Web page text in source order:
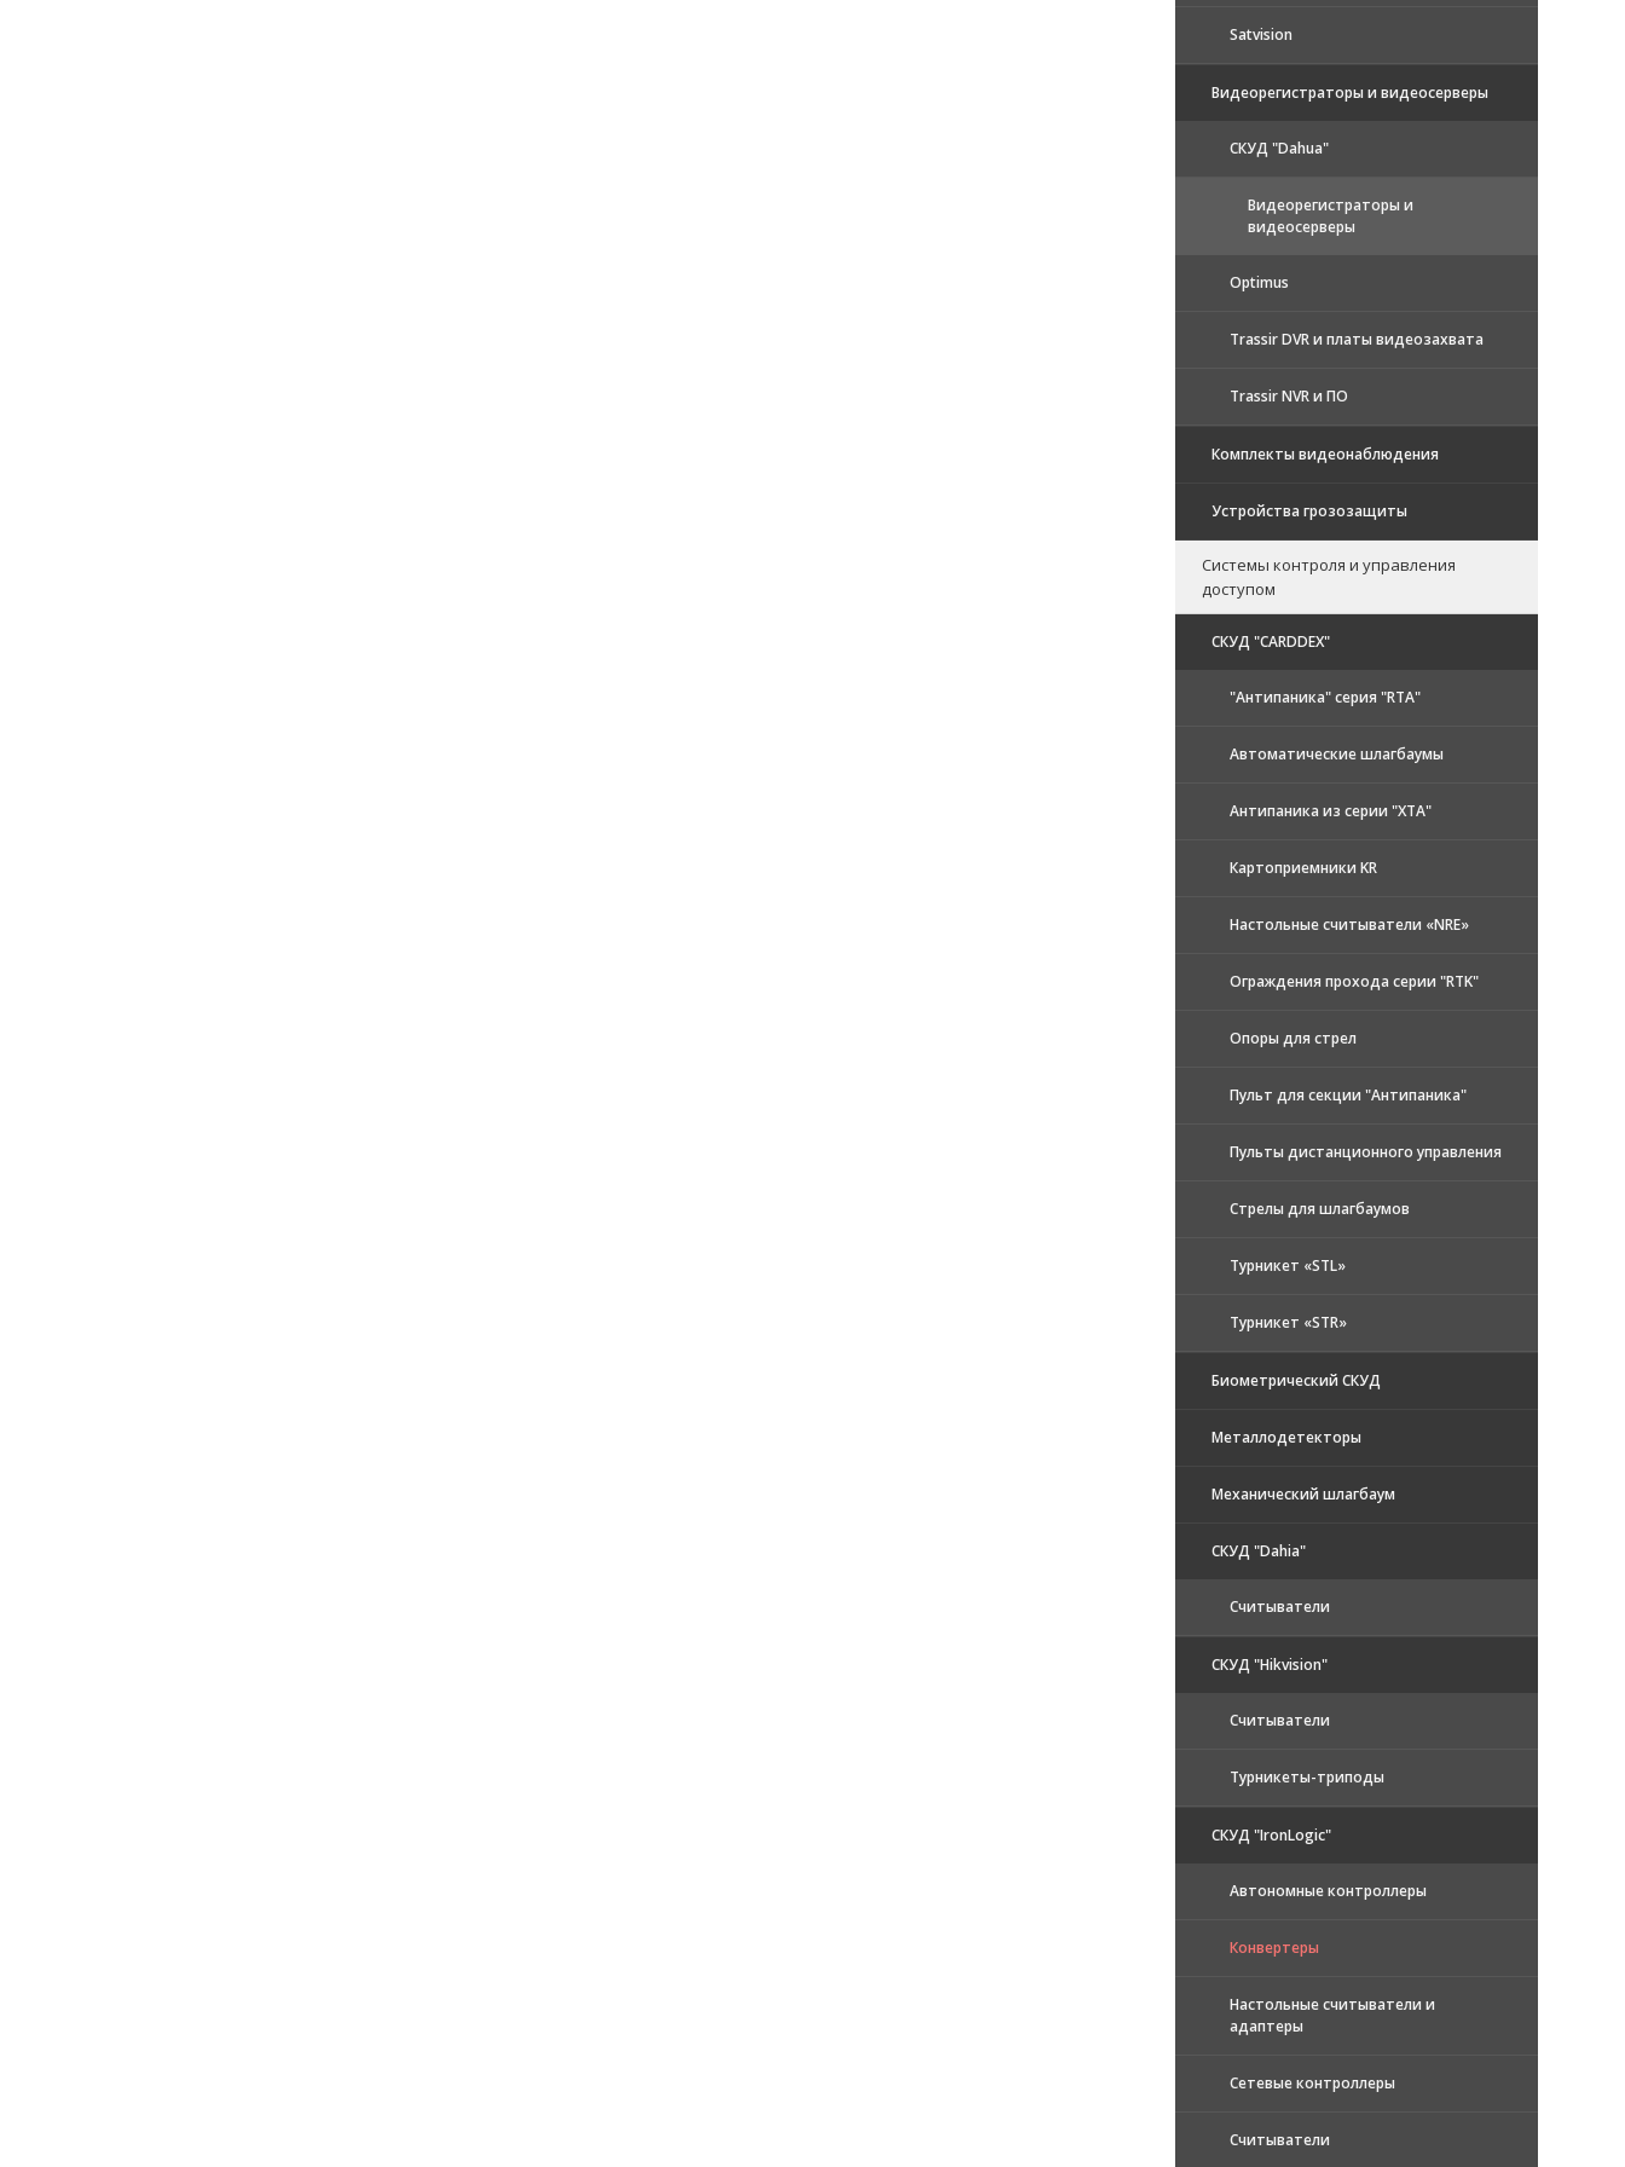
Satvision
Видеорегистраторы и видеосерверы
CКУД "Dahua"
Видеорегистраторы и
видеосерверы
Optimus
Trassir DVR и платы видеозахвата
Trassir NVR и ПО
Комплекты видеонаблюдения
Устройства грозозащиты
Системы контроля и управления
доступом
CКУД "CARDDEX"
"Антипаника" серия "RTA"
Автоматические шлагбаумы
Антипаника из серии "XTA"
Картоприемники KR
Настольные считыватели «NRE»
Ограждения прохода серии "RTK"
Опоры для стрел
Пульт для секции "Антипаника"
Пульты дистанционного управления
Стрелы для шлагбаумов
Турникет «STL»
Турникет «STR»
Биометрический СКУД
Металлодетекторы
Механический шлагбаум
СКУД "Dahia"
Считыватели
СКУД "Hikvision"
Считыватели
Турникеты-триподы
СКУД "IronLogic"
Автономные контроллеры
Конвертеры
Настольные считыватели и
адаптеры
Сетевые контроллеры
Считыватели